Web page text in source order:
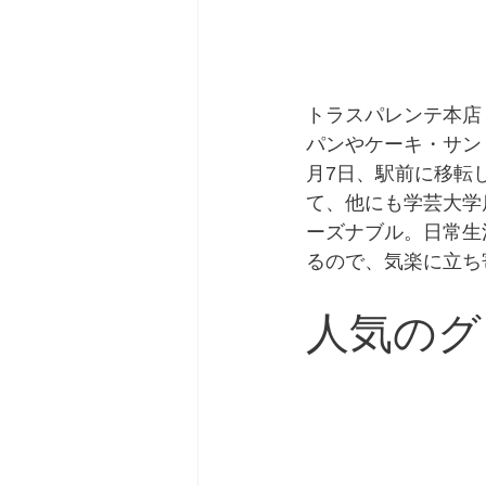
トラスパレンテ本店
パンやケーキ・サ
月7日、駅前に移転
て、他にも学芸大
ーズナブル。日常
るので、気楽に立
人気の